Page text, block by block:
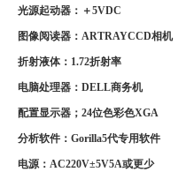
光源起动器：＋5VDC
图像阅读器： ARTRAYCCD相机
折射液体：1.72折射率
电脑处理器：DELL商务机
配置显示器；24位色彩色XGA
分析软件：Gorilla5代专用软件
电源：AC220V±5V5A或更少